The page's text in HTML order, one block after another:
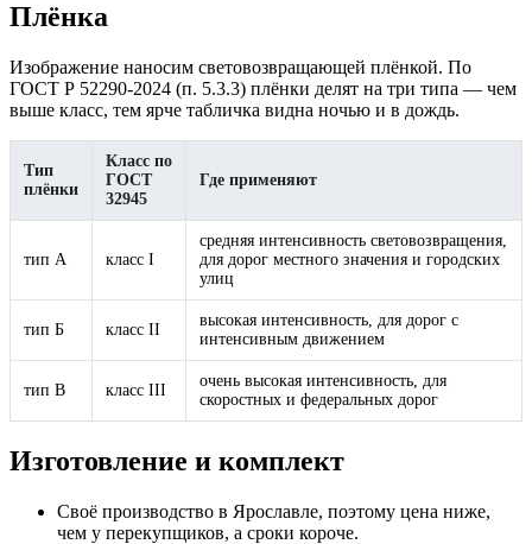
Плёнка
Изображение наносим световозвращающей плёнкой. По
ГОСТ Р 52290-2024 (п. 5.3.3) плёнки делят на три типа — чем
выше класс, тем ярче табличка видна ночью и в дождь.
Тип
плёнки
Класс по
ГОСТ
32945
Где применяют
тип А класс I
средняя интенсивность световозвращения,
для дорог местного значения и городских
улиц
тип Б класс II
высокая интенсивность, для дорог с
интенсивным движением
тип В класс III
очень высокая интенсивность, для
скоростных и федеральных дорог
Изготовление и комплект
Своё производство в Ярославле, поэтому цена ниже,
чем у перекупщиков, а сроки короче.